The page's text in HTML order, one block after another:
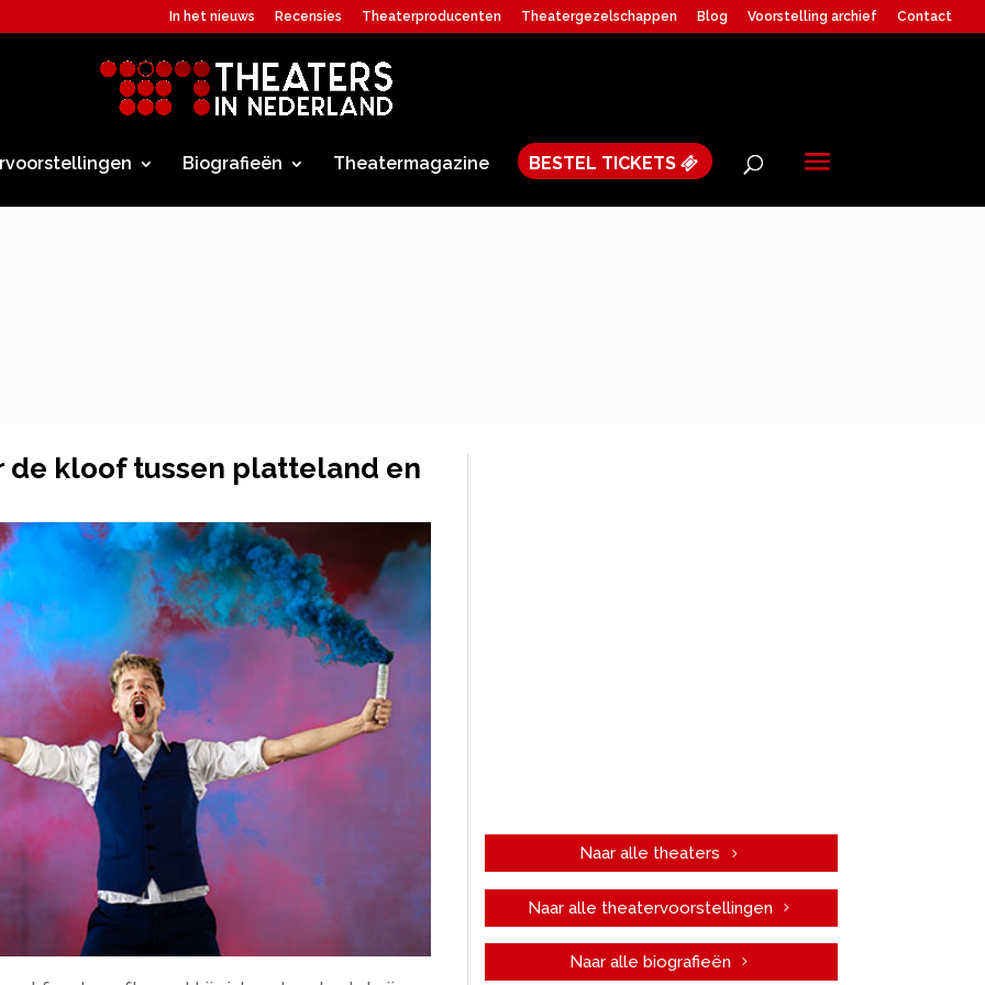
In het nieuws Recensies Theaterproducenten Theatergezelschappen Blog Voorstelling archief Contact
Biografieën Theatermagazine BESTEL TICKETS
kloof tussen platteland en
Naar alle theaters
Naar alle theatervoorstellingen
Naar alle biografieën